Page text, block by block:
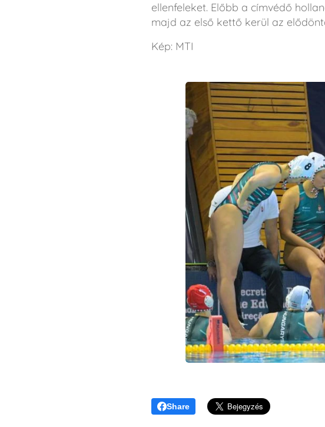
ellenfeleket. Előbb a címvédő
majd az első kettő kerül az
Kép: MTI
Share